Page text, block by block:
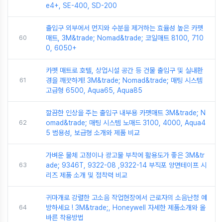
e4+, SE-400, SD-200
60
출입구 외부에서 먼지와 수분을 제거하는 효율성 높은 카펫
매트, 3M&trade; Nomad&trade; 코일매트 8100, 710
0, 6050+
61
카펫 매트로 호텔, 상업시설 공간 등 건물 출입구 및 실내환
경을 깨끗하게! 3M&trade; Nomad&trade; 매팅 시스템
고급형 6500, Aqua65, Aqua85
62
깔끔한 인상을 주는 출입구 내부용 카펫매트 3M&trade; N
omad&trade; 매팅 시스템 노매드 3100, 4000, Aqua4
5 범용성, 보급형 소개와 제품 비교
63
가벼운 물체 고정이나 광고물 부착에 활용도가 좋은 3M&tr
ade; 9346T, 9322-08 ,9322-14 부직포 양면테이프 시
리즈 제품 소개 및 점착력 비교
64
귀마개로 강렬한 고소음 작업현장에서 근로자의 소음난청 예
방하세요 ! 3M&trade;, Honeywell 자세한 제품소개와 올
바른 착용방법